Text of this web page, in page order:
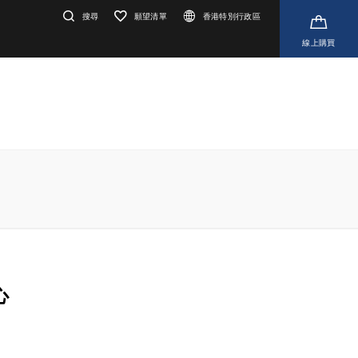
搜尋 願望清單 香港特別行政區
線上購買